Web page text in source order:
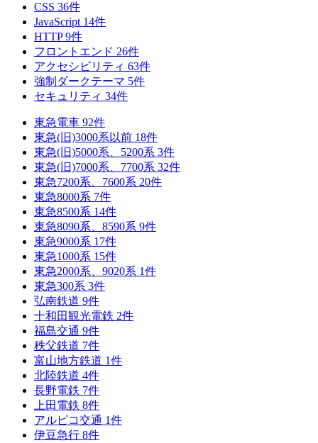
CSS 36件
JavaScript 14件
HTTP9件
フロントエンド 26件
アクセシビリティ 63件
強制ダークテーマ 5件
セキュリティ 34件
東急電車 92件
東急(旧)3000系以前 18件
東急(旧)5000系、5200系 3件
東急(旧)7000系、7700系 32件
東急7200系、7600系 20件
東急8000系 7件
東急8500系 14件
東急8090系、8590系 9件
東急9000系 17件
東急1000系 15件
東急2000系、9020系 1件
東急300系 3件
弘南鉄道 9件
十和田観光電鉄 2件
福島交通 9件
秩父鉄道 7件
富山地方鉄道 1件
北陸鉄道 4件
長野電鉄 7件
上田電鉄 8件
アルピコ交通 1件
伊豆急行 8件